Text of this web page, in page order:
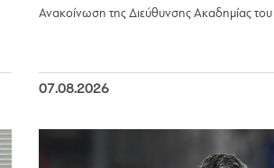
Ανακοίνωση της Διεύθυνσης Ακαδημίας
07.08.2026